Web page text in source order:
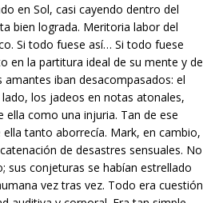
en Sol, casi cayendo dentro del
bien lograda. Meritoria labor del
Si todo fuese así… Si todo fuese
en la partitura ideal de su mente y de
iban desacompasados: el
los jadeos en notas atonales,
ella como una injuria. Tan de ese
tanto aborrecía. Mark, en cambio,
de desastres sensuales. No
sus conjeturas se habían estrellado
vez tras vez. Todo era cuestión